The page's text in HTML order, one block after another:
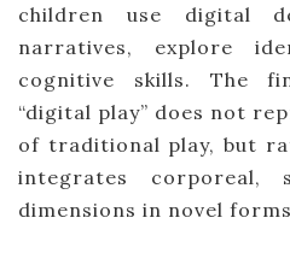
children use digital
narratives, explore
cognitive skills. The
“digital play” does not
of traditional play, but
integrates corporeal,
dimensions in novel